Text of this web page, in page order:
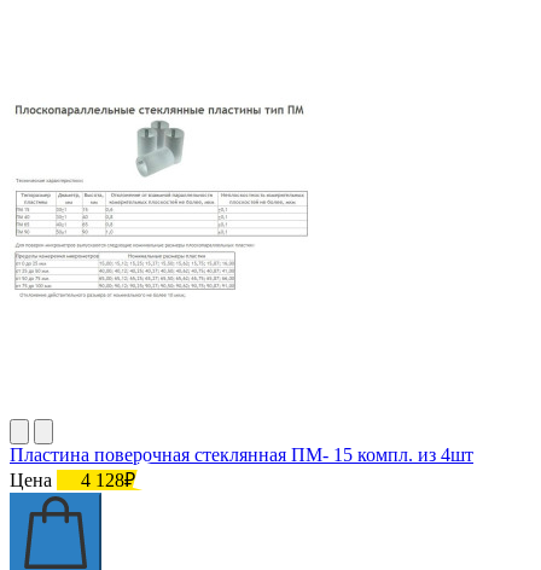
Пластина поверочная стеклянная ПМ- 15 компл. из 4шт
Цена
4 128₽